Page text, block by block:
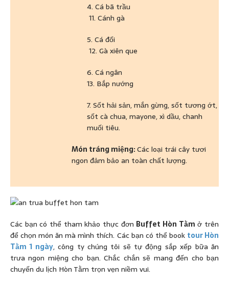
4. Cá bã trầu
11. Cánh gà
5. Cá đối
12. Gà xiên que
6. Cá ngân
13. Bắp nướng
7. Sốt hải sản, mắn gừng, sốt tương ớt,
sốt cà chua, mayone, xì dầu, chanh
muối tiêu.
Món tráng miệng:Các loại trái cây tươi
ngon đảm bảo an toàn chất lượng.
Các bạn có thể tham khảo thực đơn Buffet Hòn Tằm ở trên
để chọn món ăn mà mình thích. Các bạn có thể book tour Hòn
Tằm 1 ngày, công ty chúng tôi sẽ tự động sắp xếp bữa ăn
trưa ngon miệng cho bạn. Chắc chắn sẽ mang đến cho bạn
chuyến du lịch Hòn Tằm trọn vẹn niềm vui.